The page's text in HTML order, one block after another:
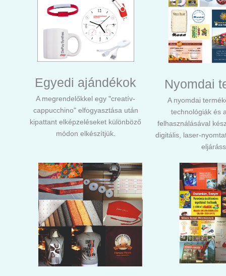
Egyedi ajándékok
A megrendelőkkel egy "creatív-
cappucchino" elfogyasztása után
kipattant elképzeléseket különböző
módon elkészítjük.
Nyomdai
A nyomdai
technológiák és
felhasználásával
digitális, laser-